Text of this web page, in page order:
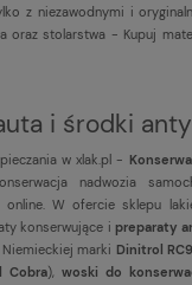
z niezawodnymi i
oraz stolarstwa - Kupuj
i środki
w xlak.pl -
nadwozia
online. W ofercie sklepu
konserwujące i preparaty
marki Dinitrol
Cobra),woski do